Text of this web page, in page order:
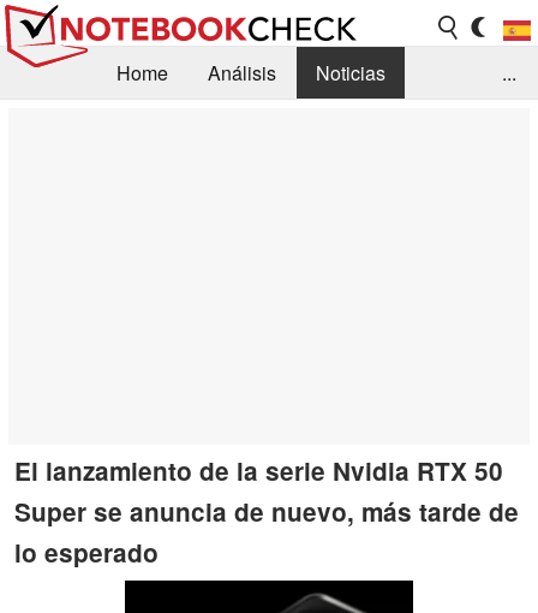
Home Análisis
Noticias
...
El lanzamiento de la serie Nvidia RTX 50
Super se anuncia de nuevo, más tarde de
lo esperado